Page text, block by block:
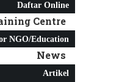
Daftar Online
Centre
NGO/Education
News
Artikel